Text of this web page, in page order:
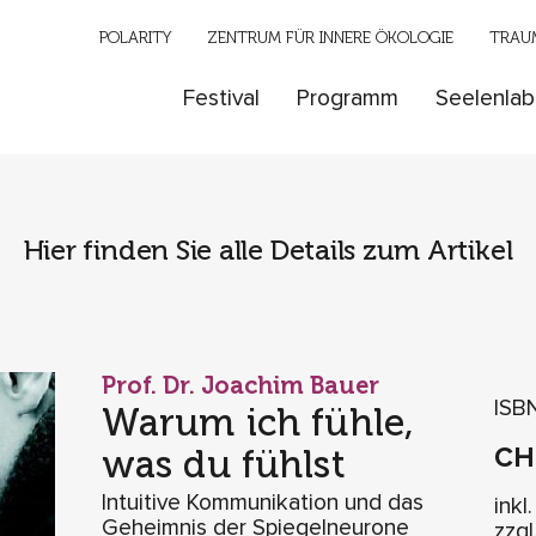
Festival Programm
POLARITY ZENTRUM FÜR INNERE ÖKOLOGIE
Hier finden Sie alle Details zum Artikel
Prof. Dr. Joachim Bauer
Warum ich fühle,
was du fühlst
Intuitive Kommunikation und das
Geheimnis der Spiegelneurone